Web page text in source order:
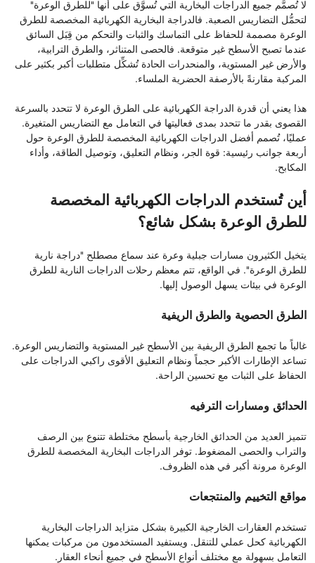
لا تُصمَّم جميع الدراجات البخارية التي تُسوَّق على أنها "للطرق الوعرة"
لتحمُّل التضاريس الصعبة. فالدراجة البخارية الكهربائية المخصصة للطرق
الوعرة مصممة للحفاظ على التماسك والثبات والتحكم من قِبَل السائق
عندما تصبح الأسطح غير متوقعة. فالحصى المتناثر، والطرق الترابية،
والأرض غير المستوية، والمنحدرات الحادة تُشكِّل متطلبات أكبر بكثير على
المركبة مقارنةً بالأرصفة الحضرية الملساء.
هذا يعني أن قدرة الدراجة الكهربائية على الطرق الوعرة لا تتحدد بالسرعة
القصوى بقدر ما تتحدد بمدى فعاليتها في التعامل مع التضاريس المتغيرة.
عمليًا، تُصمم أفضل الدراجات الكهربائية المخصصة للطرق الوعرة حول
أربعة جوانب رئيسية: قوة الجر، ونظام التعليق، وتوصيل الطاقة، وأداء
المكابح.
أين تُستخدم الدراجات الكهربائية المخصصة
للطرق الوعرة بشكل شائع؟
يتخيل الكثيرون مسارات جبلية وعرة عند سماع مصطلح "دراجة نارية
للطرق الوعرة". في الواقع، تتم معظم رحلات الدراجات النارية للطرق
الوعرة في بيئات يسهل الوصول إليها.
الطرق الحصوية والطرق الريفية
غالباً ما تجمع الطرق الريفية بين الأسطح غير المستوية والتضاريس الوعرة.
تساعد الإطارات الأكبر حجماً ونظام التعليق الأقوى راكبي الدراجات على
الحفاظ على الثبات مع تحسين الراحة.
الحدائق ومسارات الترفيه
تتميز العديد من الحدائق الخارجية بأسطح مختلطة تتنوع بين الرصف
والتراب والحصى المضغوط. توفر الدراجات البخارية المخصصة للطرق
الوعرة مرونة أكبر في هذه الظروف.
مواقع التخييم والمنتجعات
تستخدم العقارات الخارجية الكبيرة بشكل متزايد الدراجات البخارية
الكهربائية كحل عملي للتنقل. ويستفيد المستخدمون من مركبات يمكنها
التعامل بسهولة مع مختلف أنواع الأسطح في جميع أنحاء العقار.